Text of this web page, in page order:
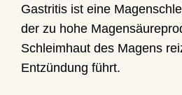
Gastritis ist eine
der zu hohe
Schleimhaut des Magens
Entzündung führt.